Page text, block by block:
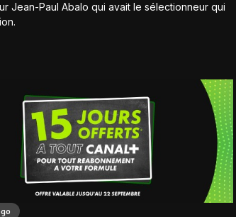
Jean-Paul Abalo qui avait le sélectionneur qui